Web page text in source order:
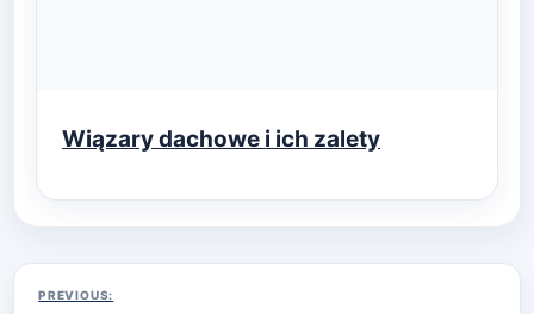
Wiązary dachowe i ich zalety
Nawigacja
PREVIOUS: